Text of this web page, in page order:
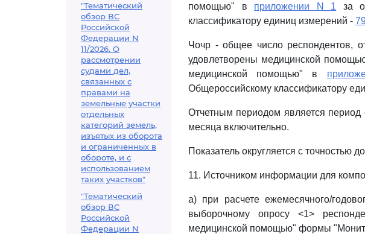
"Тематический
обзор ВС
Российской
Федерации N
11/2026. О
рассмотрении
судами дел,
связанных с
правами на
земельные участки
отдельных
категорий земель,
изъятых из оборота
и ограниченных в
обороте, и с
использованием
таких участков"
"Тематический
обзор ВС
Российской
Федерации N
помощью" в приложении N 1 за
классификатору единиц измерений -
Чочр - общее число респондентов,
удовлетворены медицинской
медицинской помощью" в
Общероссийскому классификатору
Отчетным периодом является период
месяца включительно.
Показатель округляется с точностью
11. Источником информации для
а) при расчете ежемесячного/
выборочному опросу <1>
медицинской помощью" формы